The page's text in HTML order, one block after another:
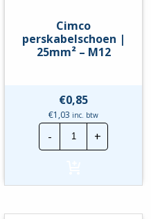
Cimco
perskabelschoen |
25mm² – M12
€0,85
€1,03 inc. btw
-
Cimco
|
M12
+